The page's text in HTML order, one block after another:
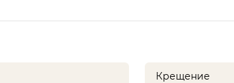
Крещение